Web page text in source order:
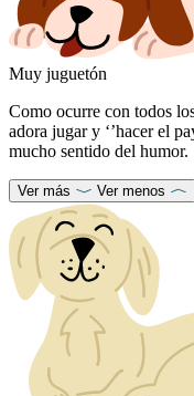
Muy juguetón
Como ocurre con todos
adora jugar y ‘’hacer el
mucho sentido del humor.
Ver más Ver menos